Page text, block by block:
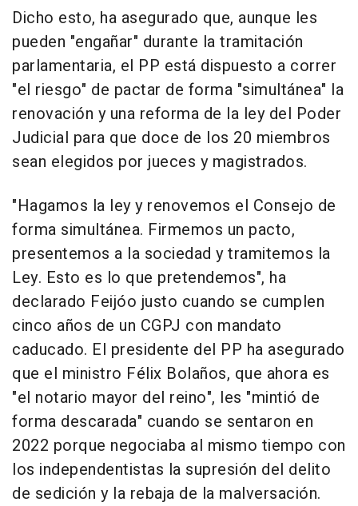
Dicho esto, ha asegurado que, aunque les
pueden "engañar" durante la tramitación
parlamentaria, el PP está dispuesto a correr
"el riesgo" de pactar de forma "simultánea" la
renovación y una reforma de la ley del Poder
Judicial para que doce de los 20 miembros
sean elegidos por jueces y magistrados.
"Hagamos la ley y renovemos el Consejo de
forma simultánea. Firmemos un pacto,
presentemos a la sociedad y tramitemos la
Ley. Esto es lo que pretendemos", ha
declarado Feijóo justo cuando se cumplen
cinco años de un CGPJ con mandato
caducado. El presidente del PP ha asegurado
que el ministro Félix Bolaños, que ahora es
"el notario mayor del reino", les "mintió de
forma descarada" cuando se sentaron en
2022 porque negociaba al mismo tiempo con
los independentistas la supresión del delito
de sedición y la rebaja de la malversación.